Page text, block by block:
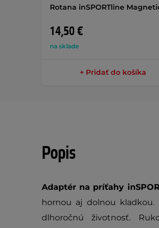
Rotana inSPORTline
14,50 €
na sklade
+ Pridať do košíka
Popis
Adaptér na príťahy
hornou aj dolnou kladkou.
dlhoročnú životnosť.